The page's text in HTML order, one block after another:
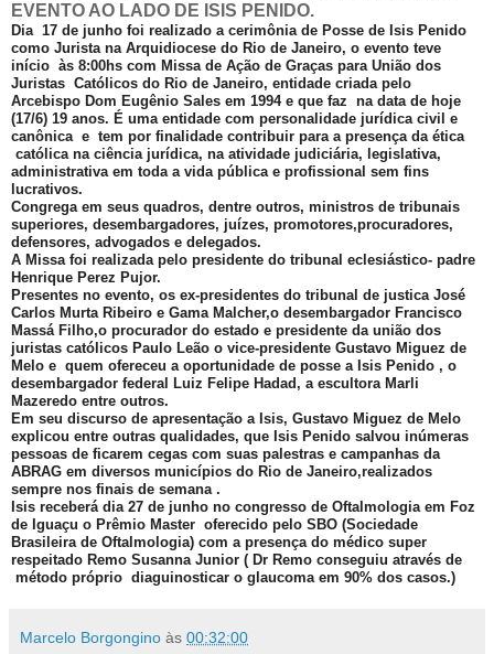
EVENTO AO LADO DE ISIS PENIDO.
Dia 17 de junho foi realizado a cerimônia de Posse de Isis Penido
como Jurista na Arquidiocese do Rio de Janeiro, o evento teve
início às 8:00hs com Missa de Ação de Graças para União dos
Juristas Católicos do Rio de Janeiro, entidade criada pelo
Arcebispo Dom Eugênio Sales em 1994 e que faz na data de hoje
(17/6) 19 anos. É uma entidade com personalidade jurídica civil e
canônica e tem por finalidade contribuir para a presença da ética
católica na ciência jurídica, na atividade judiciária, legislativa,
administrativa em toda a vida pública e profissional sem fins
lucrativos.
Congrega em seus quadros, dentre outros, ministros de tribunais
superiores, desembargadores, juízes, promotores,procuradores,
defensores, advogados e delegados.
A Missa foi realizada pelo presidente do tribunal eclesiástico- padre
Henrique Perez Pujor.
Presentes no evento, os ex-presidentes do tribunal de justica José
Carlos Murta Ribeiro e Gama Malcher,o desembargador Francisco
Massá Filho,o procurador do estado e presidente da união dos
juristas católicos Paulo Leão o vice-presidente Gustavo Miguez de
Melo e quem ofereceu a oportunidade de posse a Isis Penido , o
desembargador federal Luiz Felipe Hadad, a escultora Marli
Mazeredo entre outros.
Em seu discurso de apresentação a Isis, Gustavo Miguez de Melo
explicou entre outras qualidades, que Isis Penido salvou inúmeras
pessoas de ficarem cegas com suas palestras e campanhas da
ABRAG em diversos municípios do Rio de Janeiro,realizados
sempre nos finais de semana .
Isis receberá dia 27 de junho no congresso de Oftalmologia em Foz
de Iguaçu o Prêmio Master oferecido pelo SBO (Sociedade
Brasileira de Oftalmologia) com a presença do médico super
respeitado Remo Susanna Junior ( Dr Remo conseguiu através de
método próprio diaguinosticar o glaucoma em 90% dos casos.)
Marcelo Borgongino às 00:32:00